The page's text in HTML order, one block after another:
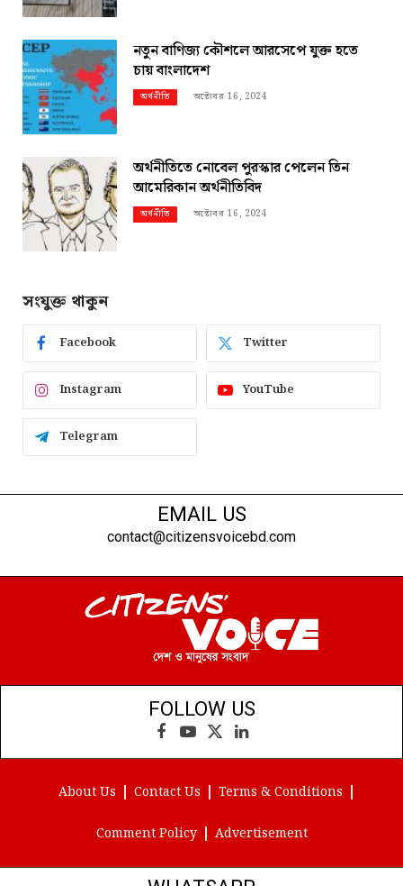
নতুন বাণিজ্য কৌশলে আরসেপে যুক্ত হতে
চায় বাংলাদেশ
অর্থনীতি অক্টোবর 16, 2024
অর্থনীতিতে নোবেল পুরস্কার পেলেন তিন
আমেরিকান অর্থনীতিবিদ
অর্থনীতি অক্টোবর 16, 2024
সংযুক্ত থাকুন
Facebook Twitter
Instagram YouTube
Telegram
EMAIL US
contact@citizensvoicebd.com
FOLLOW US
Facebook
YouTube
X
(Twitter)
LinkedIn
About Us Contact Us Terms & Conditions
Comment Policy Advertisement